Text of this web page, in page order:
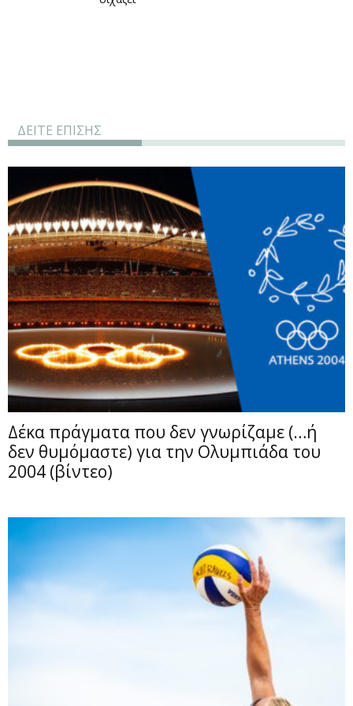
ΔΕΙΤΕ ΕΠΙΣΗΣ
Δέκα πράγματα που δεν γνωρίζαμε (…ή
δεν θυμόμαστε) για την Ολυμπιάδα του
2004 (βίντεο)